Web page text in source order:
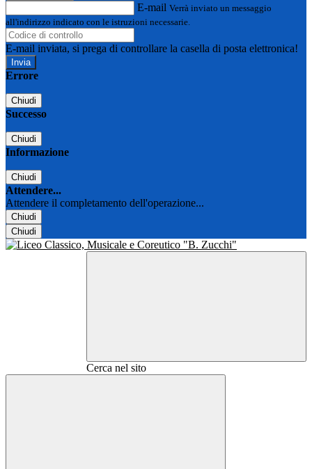
E-mail Verrà inviato un messaggio
all'indirizzo indicato con le istruzioni necessarie.
E-mail inviata, si prega di controllare la casella di posta elettronica!
Errore
Chiudi
Successo
Chiudi
Informazione
Chiudi
Attendere...
Attendere il completamento dell'operazione...
Chiudi
Chiudi
Cerca nel sito